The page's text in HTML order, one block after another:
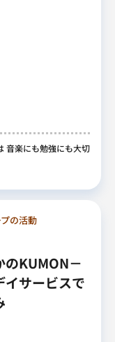
音楽にも勉強にも大切
の活動
のKUMON－
イサービスで